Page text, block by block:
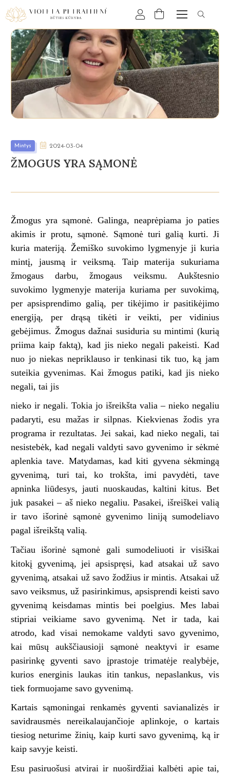
Mintys 2024-03-04
ŽMOGUS YRA SĄMONĖ
Žmogus yra sąmonė. Galinga, neaprėpiama jo paties
akimis ir protu, sąmonė. Sąmonė turi galią kurti. Ji
kuria materiją. Žemiško suvokimo lygmenyje ji kuria
mintį, jausmą ir veiksmą. Taip materija sukuriama
žmogaus darbu, žmogaus veiksmu. Aukštesnio
suvokimo lygmenyje materija kuriama per suvokimą,
per apsisprendimo galią, per tikėjimo ir pasitikėjimo
energiją, per drąsą tikėti ir veikti, per vidinius
gebėjimus. Žmogus dažnai susiduria su mintimi (kurią
priima kaip faktą), kad jis nieko negali pakeisti. Kad
nuo jo niekas nepriklauso ir tenkinasi tik tuo, ką jam
suteikia gyvenimas. Kai žmogus patiki, kad jis nieko
negali, tai jis
nieko ir negali. Tokia jo išreikšta valia – nieko negaliu
padaryti, esu mažas ir silpnas. Kiekvienas žodis yra
programa ir rezultatas. Jei sakai, kad nieko negali, tai
nesistebėk, kad negali valdyti savo gyvenimo ir sėkmė
aplenkia tave. Matydamas, kad kiti gyvena sėkmingą
gyvenimą, turi tai, ko trokšta, imi pavydėti, tave
apninka liūdesys, jauti nuoskaudas, kaltini kitus. Bet
juk pasakei – aš nieko negaliu. Pasakei, išreiškei valią
ir tavo išorinė sąmonė gyvenimo liniją sumodeliavo
pagal išreikštą valią.
Tačiau išorinė sąmonė gali sumodeliuoti ir visiškai
kitokį gyvenimą, jei apsispręsi, kad atsakai už savo
gyvenimą, atsakai už savo žodžius ir mintis. Atsakai už
savo veiksmus, už pasirinkimus, apsisprendi keisti savo
gyvenimą keisdamas mintis bei poelgius. Mes labai
stipriai veikiame savo gyvenimą. Net ir tada, kai
atrodo, kad visai nemokame valdyti savo gyvenimo,
kai mūsų aukščiausioji sąmonė neaktyvi ir esame
pasirinkę gyventi savo įprastoje trimatėje realybėje,
kurios energinis laukas itin tankus, nepaslankus, vis
tiek formuojame savo gyvenimą.
Kartais sąmoningai renkamės gyventi savianalizės ir
savidrausmės nereikalaujančioje aplinkoje, o kartais
tiesiog neturime žinių, kaip kurti savo gyvenimą, ką ir
kaip savyje keisti.
Esu pasiruošusi atvirai ir nuoširdžiai kalbėti apie tai,